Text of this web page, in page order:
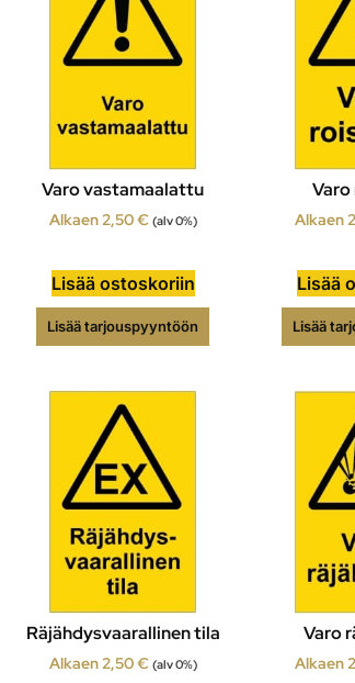
Varo vastamaalattu
Alkaen2,50€ (alv 0%)
Lisää ostoskoriin
Lisää tarjouspyyntöön
Alkaen
Lisää
Lisää
Räjähdysvaarallinen tila
Alkaen2,50€ (alv 0%)
Varo
Alkaen